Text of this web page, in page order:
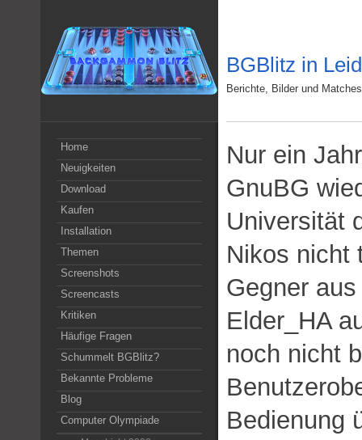
Home
Neuigkeiten
Download
Kaufen
Installation
Themen
Screenshots
Screencasts
Kritiken
Häufige Fragen
Schummelt BGBlitz?
Bekannte Probleme
Blog
Computer Olympiade
BGBlitz in
Berichte, Bilder und
Nur ein
GnuBG
Universität
Nikos nicht
Gegner
Elder_HA
noch nicht
Bedienung